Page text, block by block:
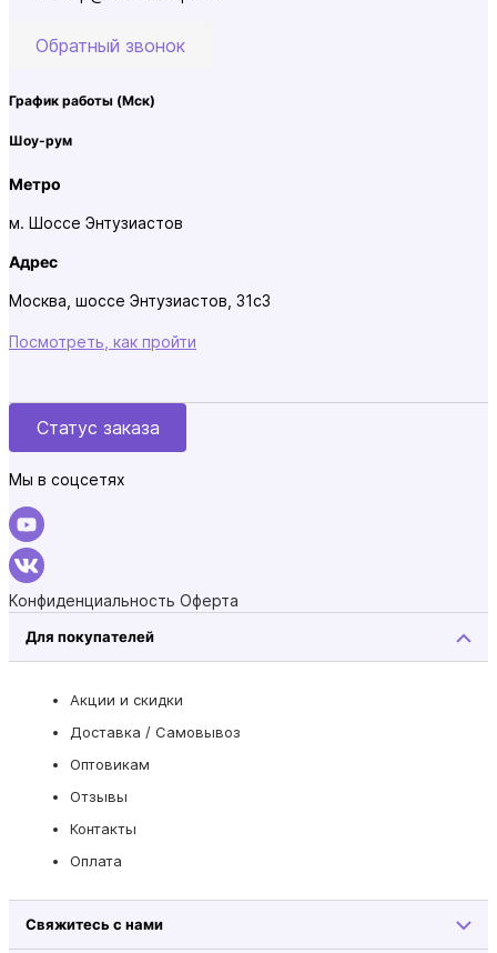
Обратный звонок
График работы (Мск)
Шоу-рум
Метро
м. Шоссе Энтузиастов
Адрес
Москва, шоссе Энтузиастов, 31с3
Посмотреть, как пройти
Статус заказа
Мы в соцсетях
Конфиденциальность Оферта
Для покупателей
Акции и скидки
Доставка / Самовывоз
Оптовикам
Отзывы
Контакты
Оплата
Свяжитесь с нами